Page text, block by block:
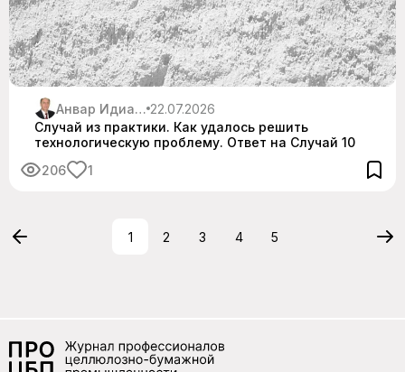
Анвар Идиатуллин 22.07.2026
Случай из практики. Как удалось решить
технологическую проблему. Ответ на Случай 10
206
1
1 2 3 4 5